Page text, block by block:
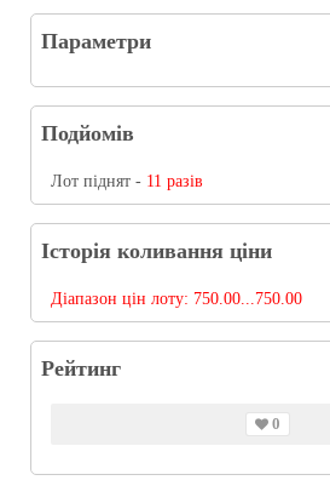
Параметри
Подйомів
Лот піднят - 11 разів
Історія коливання ціни
Діапазон цін лоту: 750.00...750.00
Рейтинг
0